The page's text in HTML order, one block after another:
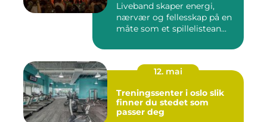
Liveband skaper energi,
nærvær og fellesskap på en
måte som et spillelistean...
12. mai
Treningssenter i oslo slik
finner du stedet som
passer deg